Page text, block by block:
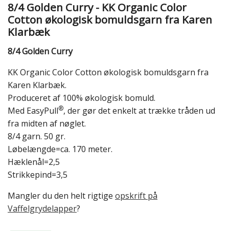
8/4 Golden Curry - KK Organic Color
Cotton økologisk bomuldsgarn fra Karen
Klarbæk
8/4 Golden Curry
KK Organic Color Cotton økologisk bomuldsgarn fra
Karen Klarbæk.
Produceret af 100% økologisk bomuld.
Med EasyPull®, der gør det enkelt at trække tråden ud
fra midten af nøglet.
8/4 garn. 50 gr.
Løbelængde=ca. 170 meter.
Hæklenål=2,5
Strikkepind=3,5
Mangler du den helt rigtige opskrift på
Vaffelgrydelapper?